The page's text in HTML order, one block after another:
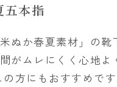
五本指
ぬか春夏素材」の
がムレにくく心地よ
方にもおすすめです